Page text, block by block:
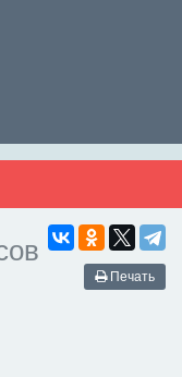
Печать